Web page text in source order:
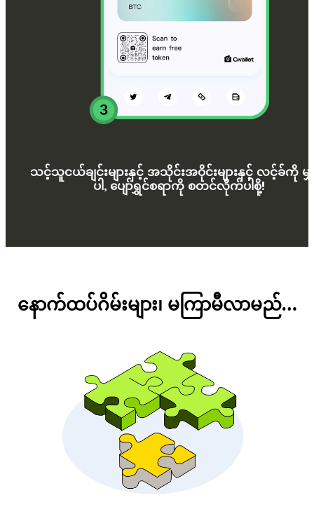
သင့်သူငယ်ချင်းများနှင့် အသိုင်းအဝိုင်းများနှင့် လင့်ခ်ကို မ
ပါ, ပျော်ရွှင်စရာကို စတင်လိုက်ပါစို့!
နောက်ထပ်ဂိမ်းများ၊ မကြာမီလာမည်...